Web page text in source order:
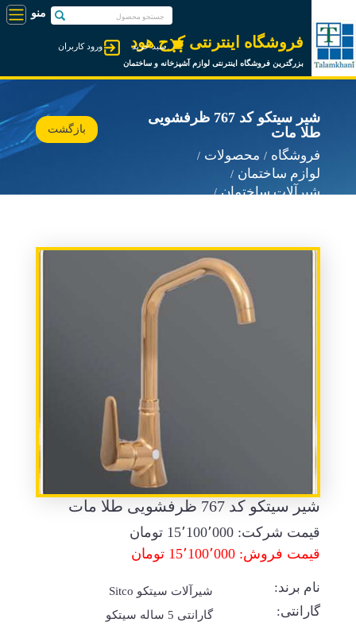
فروشگاه اینترنتی کرج هود
بزرگترین فروشگاه اینترنتی لوازم آشپزخانه و ساختمان
ورود کاربران سبد خرید
شیر سیتکو کد 767 ظرفشویی
طلا مات
فروشگاه
محصولات
لوازم ساختمان
شیرآلات ساختمان
بازگشت
شیر سیتکو کد 767 ظرفشویی طلا مات
قیمت شرکت: 15٬100٬000 تومان
قیمت فروش: 15٬100٬000 تومان
نام برند: شیرآلات سیتکو Sitco
گارانتی: گارانتی 5 ساله سیتکو